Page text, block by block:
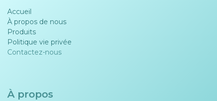
Accueil
À propos de nous
Produits
Politique vie privée​​
Contactez-nous
À propos